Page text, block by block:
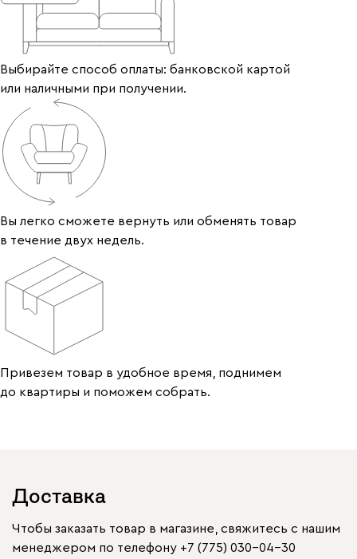
Выбирайте способ оплаты: банковской картой
или наличными при получении.
Вы легко сможете вернуть или обменять товар
в течение двух недель.
Привезем товар в удобное время, поднимем
до квартиры и поможем собрать.
Доставка
Чтобы заказать товар в магазине, свяжитесь с нашим
менеджером по телефону +7 (775) 030-04-30